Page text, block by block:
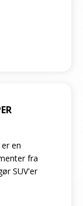
en
fra
SUV'er